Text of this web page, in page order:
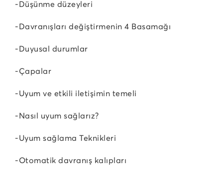
-Düşünme düzeyleri
-Davranışları değiştirmenin 4 Basamağı
-Duyusal durumlar
-Çapalar
-Uyum ve etkili iletişimin temeli
-Nasıl uyum sağlarız?
-Uyum sağlama Teknikleri
-Otomatik davranış kalıpları